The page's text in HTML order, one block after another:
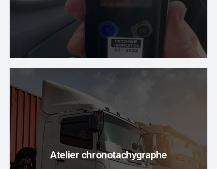
est votre partenaire de confiance pour la
et la de votre éthylotest anti-
Atelier chronotachygraphe
Optez pour une prise en charge de l’ensemble
de votre
flotte
de poids lourds pour
l’inspection
de vos
chronotachygraphes
limiteurs
de vitesse avec nos
techniciens
habilités